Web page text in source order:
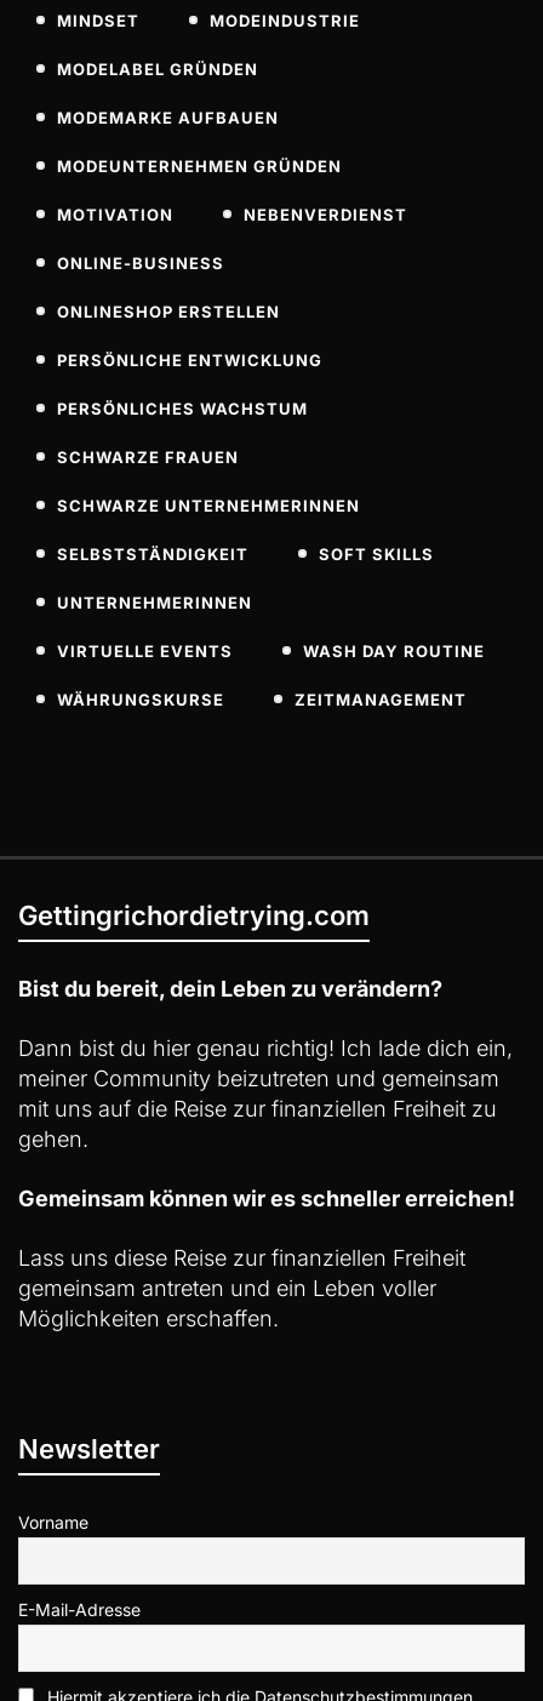
MINDSET MODEINDUSTRIE
MODELABEL GRÜNDEN
MODEMARKE AUFBAUEN
MODEUNTERNEHMEN GRÜNDEN
MOTIVATION NEBENVERDIENST
ONLINE-BUSINESS
ONLINESHOP ERSTELLEN
PERSÖNLICHE ENTWICKLUNG
PERSÖNLICHES WACHSTUM
SCHWARZE FRAUEN
SCHWARZE UNTERNEHMERINNEN
SELBSTSTÄNDIGKEIT SOFT SKILLS
UNTERNEHMERINNEN
VIRTUELLE EVENTS WASH DAY ROUTINE
WÄHRUNGSKURSE ZEITMANAGEMENT
Gettingrichordietrying.com
Bist du bereit, dein Leben zu verändern?
Dann bist du hier genau richtig! Ich lade dich ein,
meiner Community beizutreten und gemeinsam
mit uns auf die Reise zur finanziellen Freiheit zu
gehen.
Gemeinsam können wir es schneller erreichen!
Lass uns diese Reise zur finanziellen Freiheit
gemeinsam antreten und ein Leben voller
Möglichkeiten erschaffen.
Newsletter
Vorname
E-Mail-Adresse